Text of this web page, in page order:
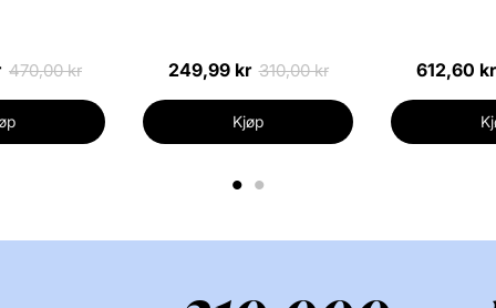
470,00 kr 249,99 kr 310,00 kr
Kjøp
612,60 kr
1 2